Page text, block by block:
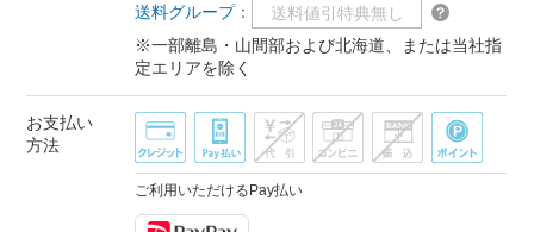
送料グループ：
送料値引特典無し
※一部離島・山間部および北海道、または当社指
定エリアを除く
お支払い
方法
ご利用いただけるPay払い